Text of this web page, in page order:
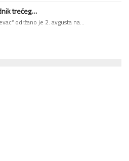
trećeg…
održano je 2. avgusta na…